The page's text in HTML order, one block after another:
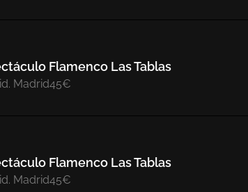
Flamenco Las Tablas
Madrid45€
Flamenco Las Tablas
Madrid45€